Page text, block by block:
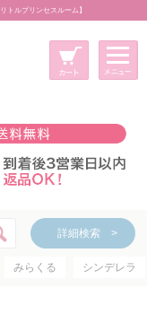
トルプリンセスルーム】
詳細検索 >
みらくる シンデレラ
登録
ジ
詳細検索 >
ゴリー
プリンセス